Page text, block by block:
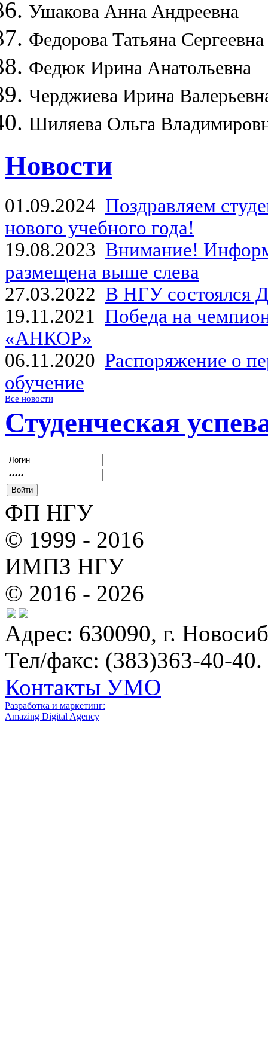
Ушакова Анна Андреевна
Федорова Татьяна Сергеевна
Федюк Ирина Анатольевна
Черджиева Ирина
Шиляева Ольга
Новости
01.09.2024 Поздравляем
нового учебного года!
19.08.2023 Внимание!
размещена выше слева
27.03.2022 В НГУ состоялся
19.11.2021 Победа на
«АНКОР»
06.11.2020 Распоряжение о
обучение
Все новости
Студенческая
ФП НГУ
© 1999 - 2016
ИМПЗ НГУ
© 2016 - 2026
Адрес: 630090, г.
Тел/факс: (383)363-40-40.
Контакты УМО
Разработка и маркетинг:
Amazing Digital Agency